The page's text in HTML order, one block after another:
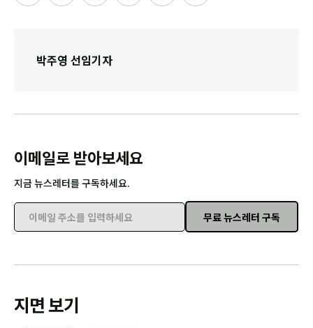
박주영 선임기자
이메일로 받아보세요
지금 뉴스레터를 구독하세요.
이메일 주소를 입력하세요
무료 뉴스레터 구독
지면 보기